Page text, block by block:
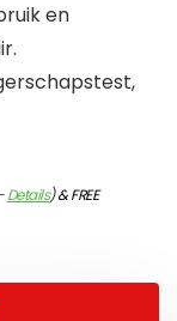
en
Details)&FREE